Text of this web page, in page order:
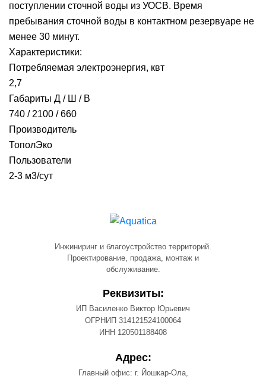
поступлении сточной воды из УОСВ. Время
пребывания сточной воды в контактном резервуаре не
менее 30 минут.
Характеристики:
Потребляемая электроэнергия, квт
2,7
Габариты Д / Ш / В
740 / 2100 / 660
Производитель
ТополЭко
Пользователи
2-3 м3/сут
Инжиниринг и благоустройство территорий.
Проектирование, продажа, монтаж и
обслуживание.
Реквизиты:
ИП Василенко Виктор Юрьевич
ОГРНИП 314121524100064
ИНН 120501188408
Адрес:
Главный офис: г. Йошкар-Ола,